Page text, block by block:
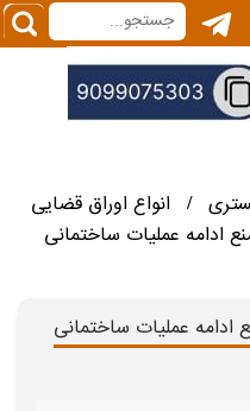
/ انواع اوراق قضایی
ادامه عملیات ساختمانی
عملیات ساختمانی